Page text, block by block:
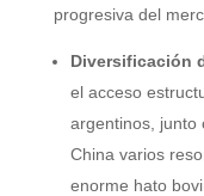
progresiva del
Diversificación
el acceso
argentinos, junto
China varios
enorme hato